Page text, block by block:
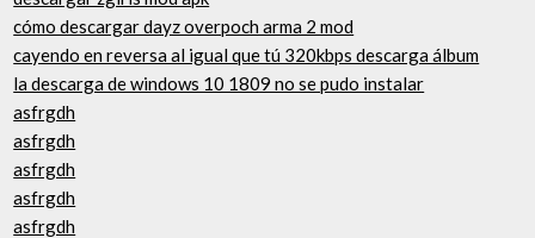
cómo descargar dayz overpoch arma 2 mod
cayendo en reversa al igual que tú 320kbps descarga álbum
la descarga de windows 10 1809 no se pudo instalar
asfrgdh
asfrgdh
asfrgdh
asfrgdh
asfrgdh